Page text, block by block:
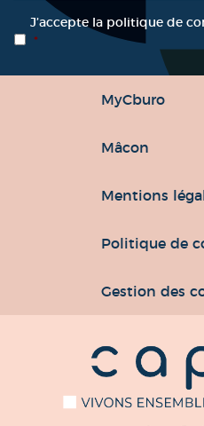
RGPD *
J’accepte la politique de
*
MyCburo
Mâcon
Mentions
Politique de
Gestion des